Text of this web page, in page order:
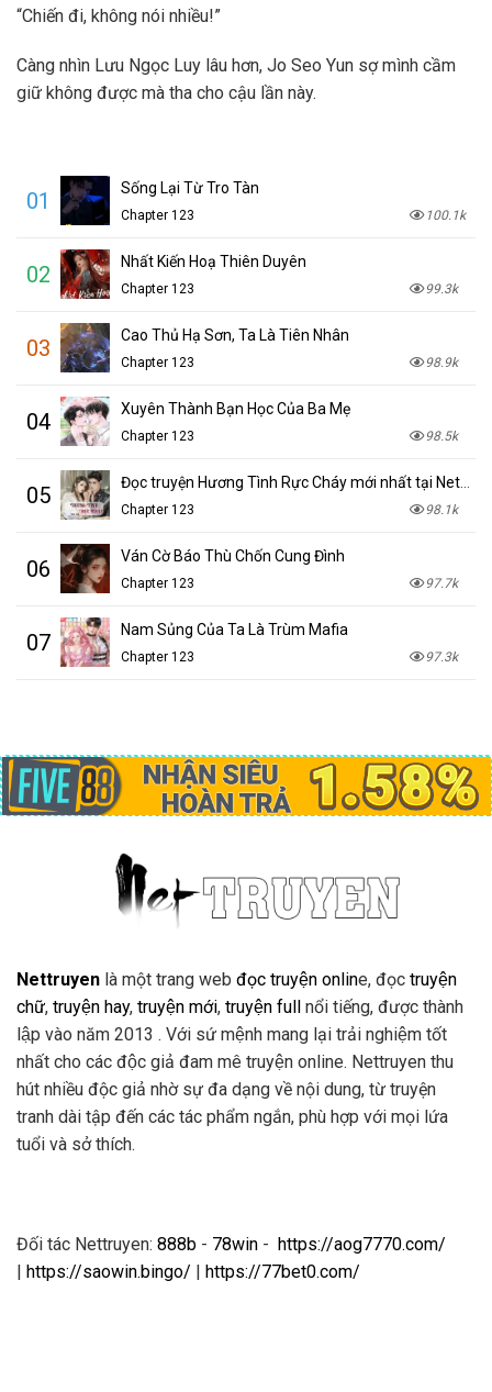
“Chiến đi, không nói nhiều!”
Càng nhìn Lưu Ngọc Luy lâu hơn, Jo Seo Yun sợ mình cầm
giữ không được mà tha cho cậu lần này.
01 Sống Lại Từ Tro Tàn
Chapter 123 100.1k
02 Nhất Kiến Hoạ Thiên Duyên
Chapter 123 99.3k
03 Cao Thủ Hạ Sơn, Ta Là Tiên Nhân
Chapter 123 98.9k
04 Xuyên Thành Bạn Học Của Ba Mẹ
Chapter 123 98.5k
05
Chapter 123 98.1k
06 Ván Cờ Báo Thù Chốn Cung Đình
Chapter 123 97.7k
07 Nam Sủng Của Ta Là Trùm Mafia
Chapter 123 97.3k
Nettruyen là một trang web đọc truyện online, đọc truyện
chữ, truyện hay, truyện mới, truyện full nổi tiếng, được thành
lập vào năm 2013 . Với sứ mệnh mang lại trải nghiệm tốt
nhất cho các độc giả đam mê truyện online. Nettruyen thu
hút nhiều độc giả nhờ sự đa dạng về nội dung, từ truyện
tranh dài tập đến các tác phẩm ngắn, phù hợp với mọi lứa
tuổi và sở thích.
Đối tác Nettruyen: 888b - 78win - https://aog7770.com/
https://saowin.bingo/ https://77bet0.com/